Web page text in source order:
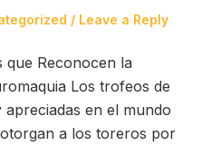
Leave a Reply
que Reconocen la
Los trofeos de
en el mundo
a los toreros por